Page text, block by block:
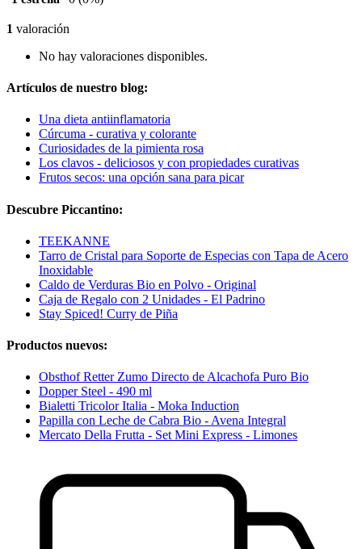
1 valoración
No hay valoraciones disponibles.
Artículos de nuestro blog:
Una dieta antiinflamatoria
Cúrcuma - curativa y colorante
Curiosidades de la pimienta rosa
Los clavos - deliciosos y con propiedades curativas
Frutos secos: una opción sana para picar
Descubre Piccantino:
TEEKANNE
Tarro de Cristal para Soporte de Especias con Tapa de Acero
Inoxidable
Caldo de Verduras Bio en Polvo - Original
Caja de Regalo con 2 Unidades - El Padrino
Stay Spiced! Curry de Piña
Productos nuevos:
Obsthof Retter Zumo Directo de Alcachofa Puro Bio
Dopper Steel - 490 ml
Bialetti Tricolor Italia - Moka Induction
Papilla con Leche de Cabra Bio - Avena Integral
Mercato Della Frutta - Set Mini Express - Limones